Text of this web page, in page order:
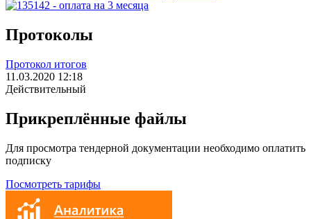
Протоколы
Протокол итогов
11.03.2020 12:18
Действительный
Прикреплённые файлы
Для просмотра тендерной документации необходимо оплатить
подписку
Посмотреть тарифы